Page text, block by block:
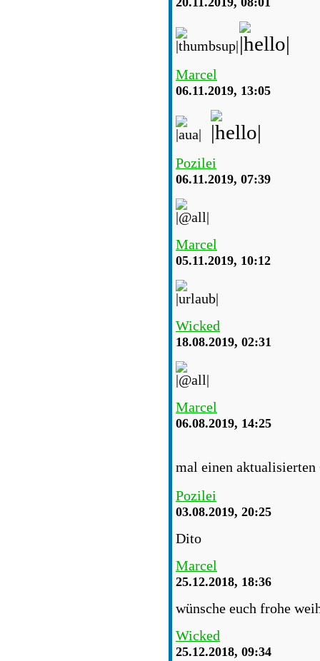
Marcel
06.11.2019, 13:05
Pozilei
06.11.2019, 07:39
Marcel
05.11.2019, 10:12
Wicked
18.08.2019, 02:31
Marcel
06.08.2019, 14:25
mal einen
Pozilei
03.08.2019, 20:25
Dito
Marcel
25.12.2018, 18:36
wünsche euch frohe
Wicked
25.12.2018, 09:34